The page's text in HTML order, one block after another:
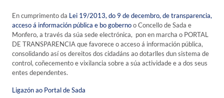
En cumprimento da Lei 19/2013, do 9 de decembro, de transparencia,
acceso á información pública e bo gobernoo Concello de Sada e
Monfero, a través da súa sede electrónica, pon en marcha o PORTAL
DE TRANSPARENCIA que favorece o acceso á información pública,
consolidando así os dereitos dos cidadáns ao dotarlles dun sistema de
control, coñecemento e vixilancia sobre a súa actividade e a dos seus
entes dependentes.
Ligazón ao Portal de Sada